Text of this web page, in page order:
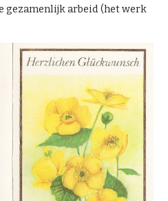
gezamenlijk arbeid (het werk